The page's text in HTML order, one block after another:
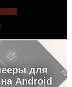
для
Android